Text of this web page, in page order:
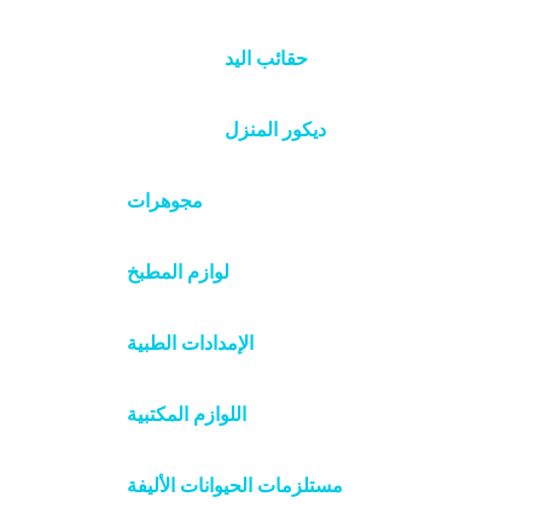
حقائب اليد
ديكور المنزل
مجوهرات
لوازم المطبخ
الإمدادات الطبية
اللوازم المكتبية
مستلزمات الحيوانات الأليفة